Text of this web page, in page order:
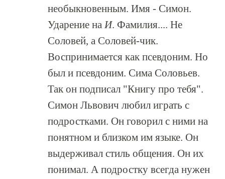
необыкновенным. Имя - Симон.
Ударение на И. Фамилия.... Не
Соловей, а Соловей-чик.
Воспринимается как псевдоним. Но
был и псевдоним. Сима Соловьев.
Так он подписал "Книгу про тебя".
Симон Львович любил играть с
подростками. Он говорил с ними на
понятном и близком им языке. Он
выдерживал стиль общения. Он их
понимал. А подростку всегда нужен